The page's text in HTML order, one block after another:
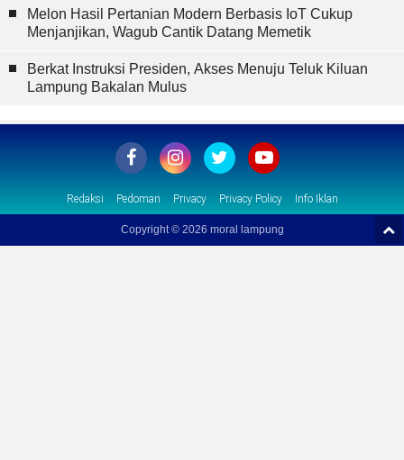
Melon Hasil Pertanian Modern Berbasis IoT Cukup
Menjanjikan, Wagub Cantik Datang Memetik
Berkat Instruksi Presiden, Akses Menuju Teluk Kiluan
Lampung Bakalan Mulus
Redaksi Pedoman Privacy Privacy Policy Info Iklan
Copyright © 2026 moral lampung